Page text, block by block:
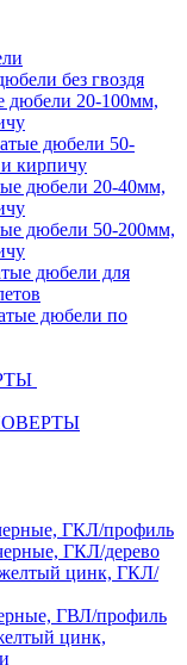
без гвоздя
дюбели 20-100мм,
дюбели 50-
кирпичу
дюбели 20-40мм,
дюбели 50-200мм,
дюбели для
дюбели по
ГКЛ/профиль
ГКЛ/дерево
цинк, ГКЛ/
ГВЛ/профиль
цинк,